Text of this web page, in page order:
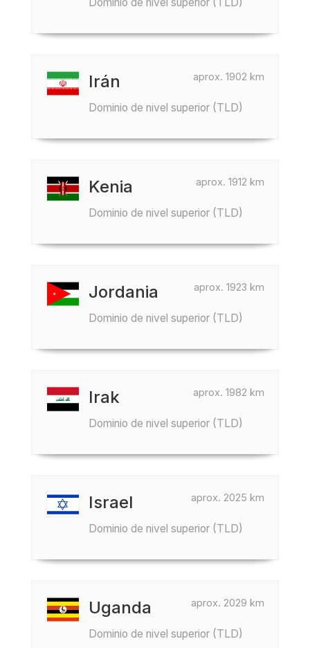
aprox. 1902 km
Irán
Dominio de nivel superior (TLD)
aprox. 1912 km
Kenia
Dominio de nivel superior (TLD)
aprox. 1923 km
Jordania
Dominio de nivel superior (TLD)
aprox. 1982 km
Irak
Dominio de nivel superior (TLD)
aprox. 2025 km
Israel
Dominio de nivel superior (TLD)
aprox. 2029 km
Uganda
Dominio de nivel superior (TLD)